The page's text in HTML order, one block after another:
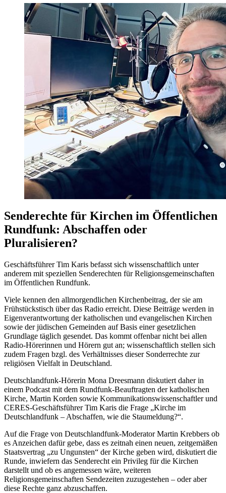
Senderechte für Kirchen im Öffentlichen
Rundfunk: Abschaffen oder
Pluralisieren?
Geschäftsführer Tim Karis befasst sich wissenschaftlich unter
anderem mit speziellen Senderechten für Religionsgemeinschaften
im Öffentlichen Rundfunk.
Viele kennen den allmorgendlichen Kirchenbeitrag, der sie am
Frühstückstisch über das Radio erreicht. Diese Beiträge werden in
Eigenverantwortung der katholischen und evangelischen Kirchen
sowie der jüdischen Gemeinden auf Basis einer gesetzlichen
Grundlage täglich gesendet. Das kommt offenbar nicht bei allen
Radio-Hörerinnen und Hörern gut an; wissenschaftlich stellen sich
zudem Fragen bzgl. des Verhältnisses dieser Sonderrechte zur
religiösen Vielfalt in Deutschland.
Deutschlandfunk-Hörerin Mona Dreesmann diskutiert daher in
einem Podcast mit dem Rundfunk-Beauftragten der katholischen
Kirche, Martin Korden sowie Kommunikationswissenschaftler und
CERES-Geschäftsführer Tim Karis die Frage „Kirche im
Deutschlandfunk – Abschaffen, wie die Staumeldung?“.
Auf die Frage von Deutschlandfunk-Moderator Martin Krebbers ob
es Anzeichen dafür gebe, dass es zeitnah einen neuen, zeitgemäßen
Staatsvertrag „zu Ungunsten“ der Kirche geben wird, diskutiert die
Runde, inwiefern das Senderecht ein Privileg für die Kirchen
darstellt und ob es angemessen wäre, weiteren
Religionsgemeinschaften Sendezeiten zuzugestehen – oder aber
diese Rechte ganz abzuschaffen.